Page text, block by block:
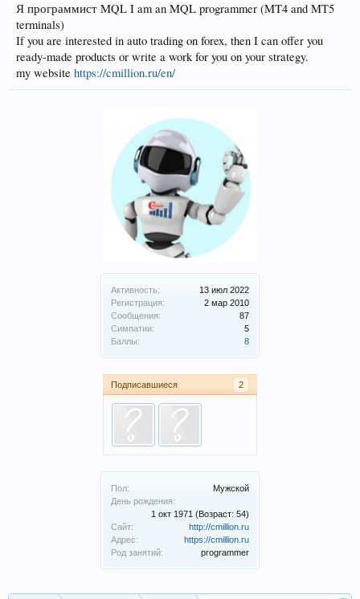
Активность:
13 июл 2022
Регистрация:
2 мар 2010
Сообщения:
87
Симпатии:
5
Баллы:
8
Подписавшиеся 2
Пол:
Мужской
День рождения:
1 окт 1971 (Возраст: 54)
Сайт:
http://cmillion.ru
Адрес:
https://cmillion.ru
Род занятий:
programmer
Я программист MQL I am an MQL programmer (MT4 and MT5
terminals)
If you are interested in auto trading on forex, then I can offer you
ready-made products or write a work for you on your strategy.
my website https://cmillion.ru/en/